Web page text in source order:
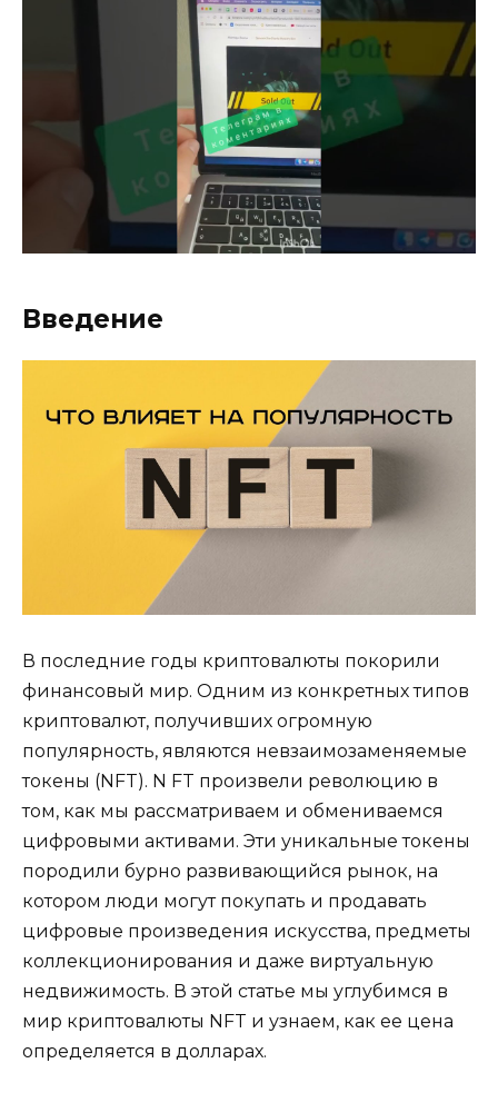
Введение
В последние годы криптовалюты покорили
финансовый мир. Одним из конкретных типов
криптовалют, получивших огромную
популярность, являются невзаимозаменяемые
токены (NFT). N FT произвели революцию в
том, как мы рассматриваем и обмениваемся
цифровыми активами. Эти уникальные токены
породили бурно развивающийся рынок, на
котором люди могут покупать и продавать
цифровые произведения искусства, предметы
коллекционирования и даже виртуальную
недвижимость. В этой статье мы углубимся в
мир криптовалюты NFT и узнаем, как ее цена
определяется в долларах.